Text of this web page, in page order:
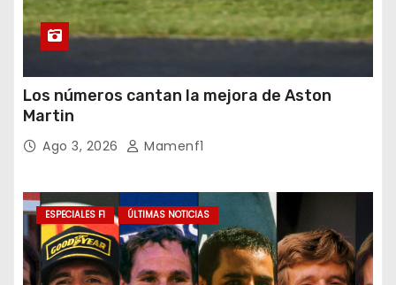
Los números cantan la mejora de Aston
Martin
Ago 3, 2026 Mamenf1
ESPECIALES F1 ÚLTIMAS NOTICIAS